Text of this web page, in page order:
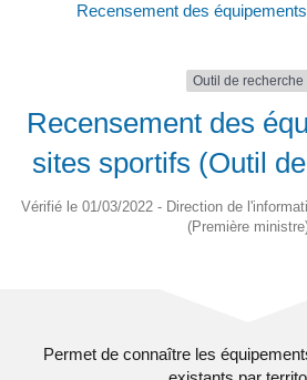
Recensement des
Outil de recherche
Recensement des
sites sportifs (Outil
Vérifié le 01/03/2022 - Direction de
(Première
Permet de connaître les